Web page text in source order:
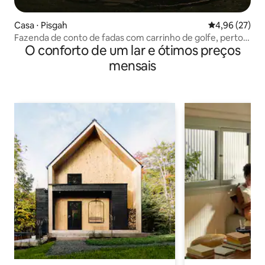
Casa ⋅ Pisgah 4,96 de uma
4,96 (27)
Fazenda de conto de fadas com carrinho de golfe, perto
de cachoeiras
O conforto de um lar e ótimos preços
mensais